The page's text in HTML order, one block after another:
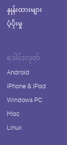
နှုန်းထားများ
ပံ့ပိုးမှု
ဒေါင်းလုတ်
Android
iPhone & iPad
Windows PC
Mac
Linux